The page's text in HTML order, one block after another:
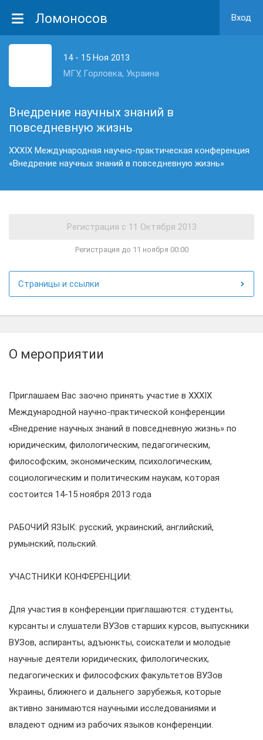
Ломоносов Вход
14 - 15 Ноя 2013
МГУ, Горловка, Украина
Внедрение научных знаний в
повседневную жизнь
XXXIX Международная научно-практическая конференция
«Внедрение научных знаний в повседневную жизнь»
Регистрация до 11 ноября 00:00
Страницы и ссылки
О мероприятии
Приглашаем Вас заочно принять участие в XXXIX
Международной научно-практической конференции
«Внедрение научных знаний в повседневную жизнь» по
юридическим, филологическим, педагогическим,
философским, экономическим, психологическим,
социологическим и политическим наукам, которая
состоится 14-15 ноября 2013 года
РАБОЧИЙ ЯЗЫК: русский, украинский, английский,
румынский, польский.
УЧАСТНИКИ КОНФЕРЕНЦИИ:
Для участия в конференции приглашаются: студенты,
курсанты и слушатели ВУЗов старших курсов, выпускники
ВУЗов, аспиранты, адъюнкты, соискатели и молодые
научные деятели юридических, филологических,
педагогических и философских факультетов ВУЗов
Украины, ближнего и дальнего зарубежья, которые
активно занимаются научными исследованиями и
владеют одним из рабочих языков конференции.